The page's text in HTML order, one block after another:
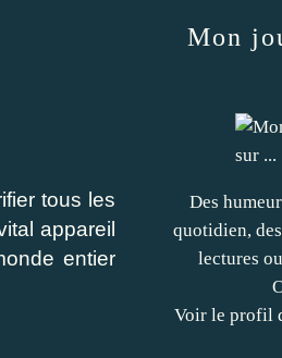
tous les
appareil
entier
Mon
Des
quotidien,
lectures
Voir le profil